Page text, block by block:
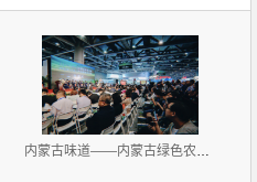
内蒙古味道——内蒙古绿色农畜产品展览交易会 广州开